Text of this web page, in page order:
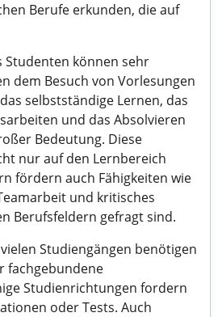
Berufe erkunden, die auf
Studenten können sehr
dem Besuch von Vorlesungen
selbstständige Lernen, das
und das Absolvieren
Bedeutung. Diese
nur auf den Lernbereich
fördern auch Fähigkeiten wie
und kritisches
Berufsfeldern gefragt sind.
Studiengängen benötigen
fachgebundene
Studienrichtungen fordern
oder Tests. Auch